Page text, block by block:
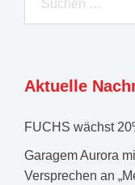
Aktuelle
FUCHS wächst
Garagem Aurora
Versprechen an